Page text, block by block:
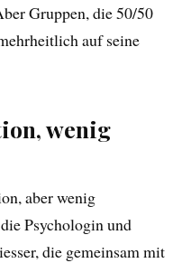
Gruppen, die 50/50
auf seine
wenig
aber wenig
Psychologin und
die gemeinsam mit